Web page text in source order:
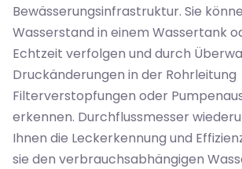
Bewässerungsinfrastruktur. Sie
Wasserstand in einem Wassertank
Echtzeit verfolgen und durch
Druckänderungen in der Rohrleitung
Filterverstopfungen oder
erkennen. Durchflussmesser
Ihnen die Leckerkennung und
sie den verbrauchsabhängigen